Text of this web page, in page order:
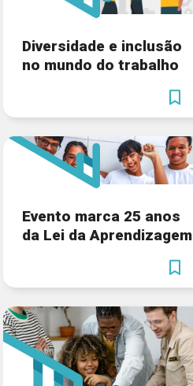
Diversidade e inclusão
no mundo do trabalho
Evento marca 25 anos
da Lei da Aprendizagem